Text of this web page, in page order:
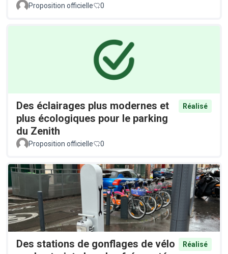
Proposition officielle 0
Des éclairages plus modernes et
plus écologiques pour le parking
du Zenith
Réalisé
Proposition officielle 0
Des stations de gonflages de vélo
Réalisé